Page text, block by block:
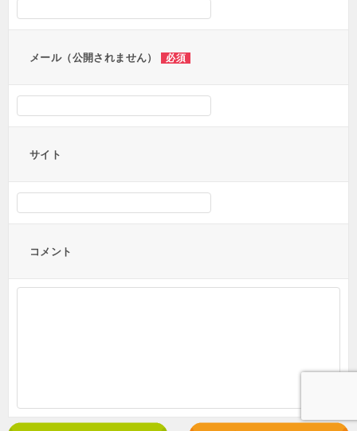
ョ
メール（公開されません） 必須
サイト
コメント